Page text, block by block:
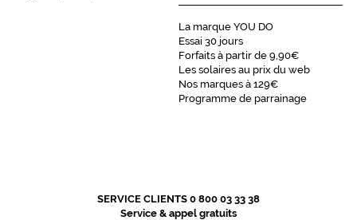
La marque YOU DO
Essai 30 jours
Forfaits à partir de 9,90€
Les solaires au prix du web
Nos marques à 129€
Programme de parrainage
SERVICE CLIENTS 0 800 03 33 38
Service & appel gratuits